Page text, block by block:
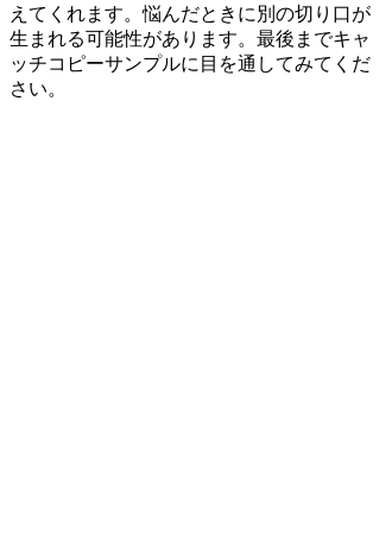
えてくれます。悩んだときに別の切り口が
生まれる可能性があります。最後までキャ
ッチコピーサンプルに目を通してみてくだ
さい。